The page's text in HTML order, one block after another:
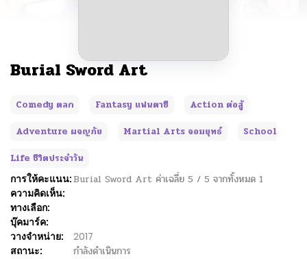
Burial Sword Art
Comedy ตลก Fantasy แฟนตาซี
Action ต่อสู้
Adventure ผจญภัย
Martial Arts จอมยุทธ์
School
Life ชีวิตประจำวัน
การให้คะแนน:Burial Sword Art ค่าเฉลี่ย 5 / 5 จากทั้งหมด 1
ความคิดเห็น:
ทางเลือก:
บุ๊คมาร์ค:
วางจำหน่าย:
2017
สถานะ:
กำลังดำเนินการ